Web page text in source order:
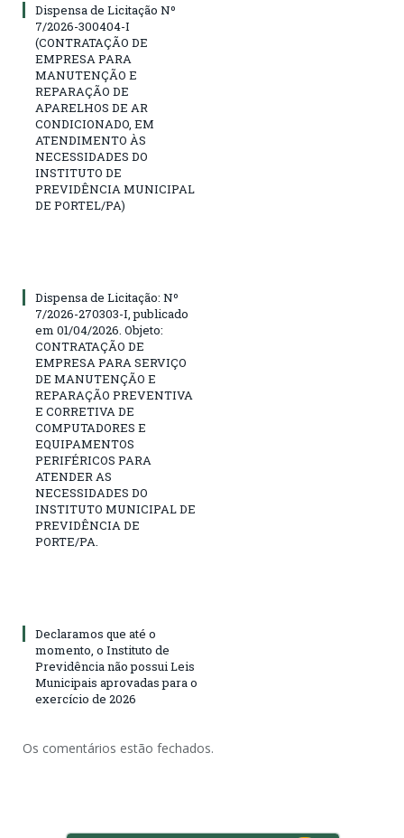
Dispensa de Licitação Nº
7/2026-300404-I
(CONTRATAÇÃO DE
EMPRESA PARA
MANUTENÇÃO E
REPARAÇÃO DE
APARELHOS DE AR
CONDICIONADO, EM
ATENDIMENTO ÀS
NECESSIDADES DO
INSTITUTO DE
PREVIDÊNCIA MUNICIPAL
DE PORTEL/PA)
Dispensa de Licitação: Nº
7/2026-270303-I, publicado
em 01/04/2026. Objeto:
CONTRATAÇÃO DE
EMPRESA PARA SERVIÇO
DE MANUTENÇÃO E
REPARAÇÃO PREVENTIVA
E CORRETIVA DE
COMPUTADORES E
EQUIPAMENTOS
PERIFÉRICOS PARA
ATENDER AS
NECESSIDADES DO
INSTITUTO MUNICIPAL DE
PREVIDÊNCIA DE
PORTE/PA.
Declaramos que até o
momento, o Instituto de
Previdência não possui Leis
Municipais aprovadas para o
exercício de 2026
Os comentários estão fechados.